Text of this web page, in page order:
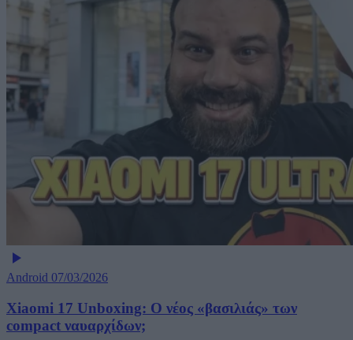
Android 07/03/2026
Xiaomi 17 Unboxing: Ο νέος «βασιλιάς» των
compact ναυαρχίδων;